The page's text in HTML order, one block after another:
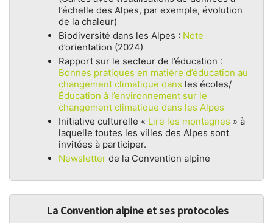
l’échelle des Alpes, par exemple, évolution
de la chaleur)
Biodiversité dans les Alpes : Note
d’orientation (2024)
Rapport sur le secteur de l’éducation :
Bonnes pratiques en matière d’éducation au
changement climatique dans les écoles/
Éducation à l’environnement sur le
changement climatique dans les Alpes
Initiative culturelle « Lire les montagnes » à
laquelle toutes les villes des Alpes sont
invitées à participer.
Newsletter de la Convention alpine
La Convention alpine et ses protocoles